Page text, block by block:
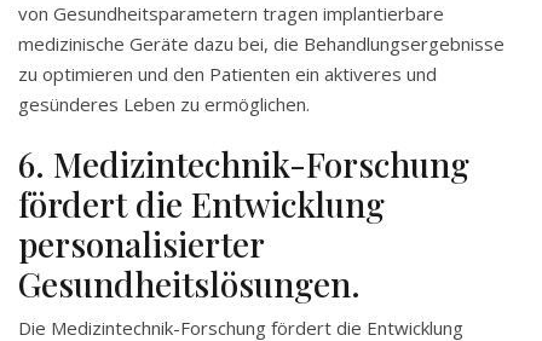
von Gesundheitsparametern tragen implantierbare
medizinische Geräte dazu bei, die Behandlungsergebnisse
zu optimieren und den Patienten ein aktiveres und
gesünderes Leben zu ermöglichen.
6. Medizintechnik-Forschung
fördert die Entwicklung
personalisierter
Gesundheitslösungen.
Die Medizintechnik-Forschung fördert die Entwicklung